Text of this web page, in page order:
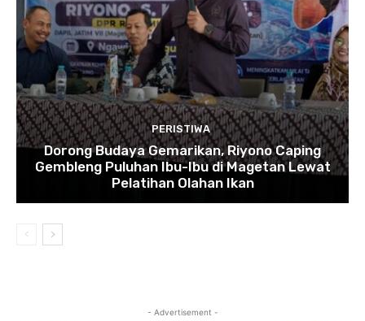
PERISTIWA
Dorong Budaya Gemarikan, Riyono Caping
Gembleng Puluhan Ibu-Ibu di Magetan Lewat
Pelatihan Olahan Ikan
- Advertisement -